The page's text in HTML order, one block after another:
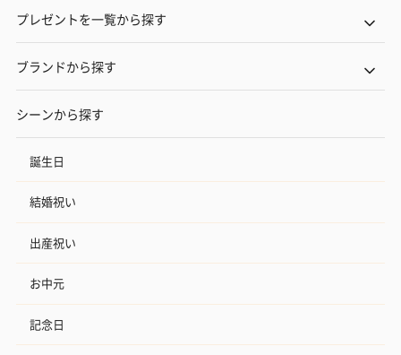
プレゼントを一覧から探す
ブランドから探す
シーンから探す
誕生日
結婚祝い
出産祝い
お中元
記念日